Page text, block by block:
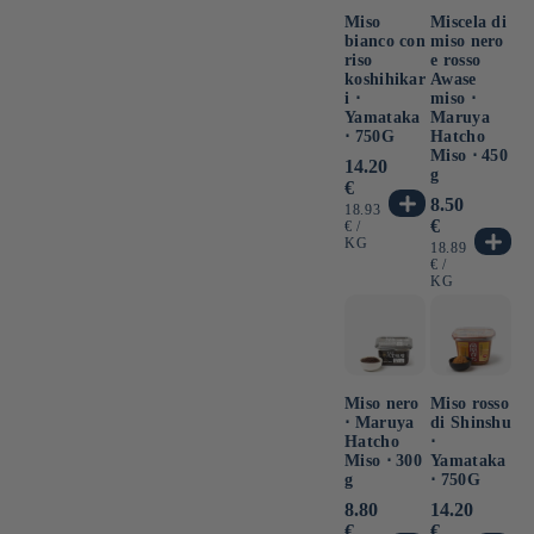
Miso
bianco con
riso
koshihikar
i ⋅
Yamataka
⋅ 750G
Prezzo
di
listino
14.20
€
PREZZO
UNITARIO
18.93
€ /
KG
Miscela di
miso nero
e rosso
Awase
miso ⋅
Maruya
Hatcho
Miso ⋅ 450
g
Prezzo
di
listino
8.50
€
PREZZO
UNITARIO
18.89
€ /
KG
Miso nero
⋅ Maruya
Hatcho
Miso ⋅ 300
g
Prezzo
di
8.80
Miso rosso
di Shinshu
⋅
Yamataka
⋅ 750G
Prezzo
di
14.20